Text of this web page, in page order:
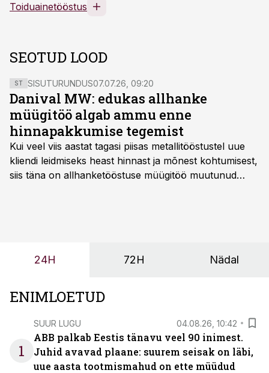
Toiduainetööstus
SEOTUD LOOD
ST SISUTURUNDUS07.07.26, 09:20
Danival MW: edukas allhanke
müügitöö algab ammu enne
hinnapakkumise tegemist
Kui veel viis aastat tagasi piisas metallitööstustel uue
kliendi leidmiseks heast hinnast ja mõnest kohtumisest,
siis täna on allhanketööstuse müügitöö muutunud
24H 72H Nädal
ENIMLOETUD
1
SUUR LUGU 04.08.26, 10:42
ABB palkab Eestis tänavu veel 90 inimest.
Juhid avavad plaane: suurem seisak on läbi,
uue aasta tootmismahud on ette müüdud